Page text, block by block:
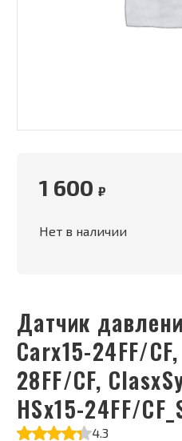
Датчик давления воды Ariston
Carx15-24FF/
28FF/CF,
HSx15-24FF/
4.3
1 600 ₽
Нет в наличии